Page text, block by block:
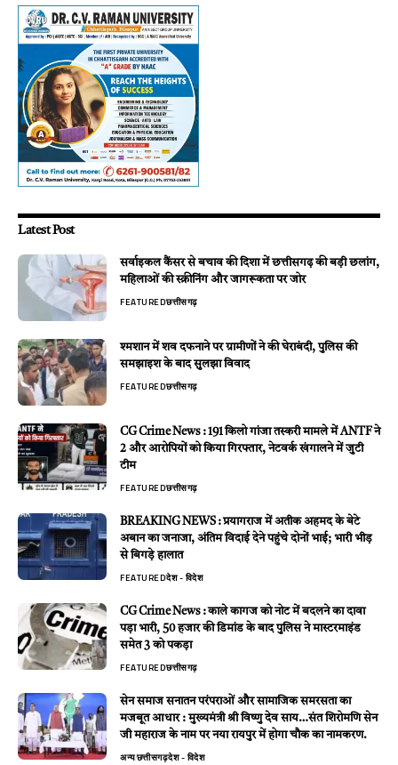
Latest Post
सर्वाइकल कैंसर से बचाव की दिशा में छत्तीसगढ़ की बड़ी छलांग,
महिलाओं की स्क्रीनिंग और जागरूकता पर जोर
FEATUREDछत्तीसगढ़
श्मशान में शव दफनाने पर ग्रामीणों ने की घेराबंदी, पुलिस की
समझाइश के बाद सुलझा विवाद
FEATUREDछत्तीसगढ़
CG Crime News : 191 किलो गांजा तस्करी मामले में ANTF ने
2 और आरोपियों को किया गिरफ्तार, नेटवर्क खंगालने में जुटी
टीम
FEATUREDछत्तीसगढ़
BREAKING NEWS : प्रयागराज में अतीक अहमद के बेटे
अबान का जनाजा, अंतिम विदाई देने पहुंचे दोनों भाई; भारी भीड़
से बिगड़े हालात
FEATUREDदेश - विदेश
CG Crime News : काले कागज को नोट में बदलने का दावा
पड़ा भारी, 50 हजार की डिमांड के बाद पुलिस ने मास्टरमाइंड
समेत 3 को पकड़ा
FEATUREDछत्तीसगढ़
सेन समाज सनातन परंपराओं और सामाजिक समरसता का
मजबूत आधार : मुख्यमंत्री श्री विष्णु देव साय…संत शिरोमणि सेन
जी महाराज के नाम पर नया रायपुर में होगा चौक का नामकरण.
अन्यछत्तीसगढ़देश - विदेश